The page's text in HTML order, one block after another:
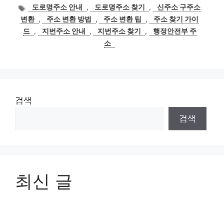
태
그
도로명주소 안내 , 도로명주소 찾기 ,
신주소 구주소
변환 , 주소 변환 방법 , 주소 변환 팁 ,
주소 찾기 가이
드 , 지번주소 안내 , 지번주소 찾기 ,
행정안전부 주
소
검색
검색
최신 글